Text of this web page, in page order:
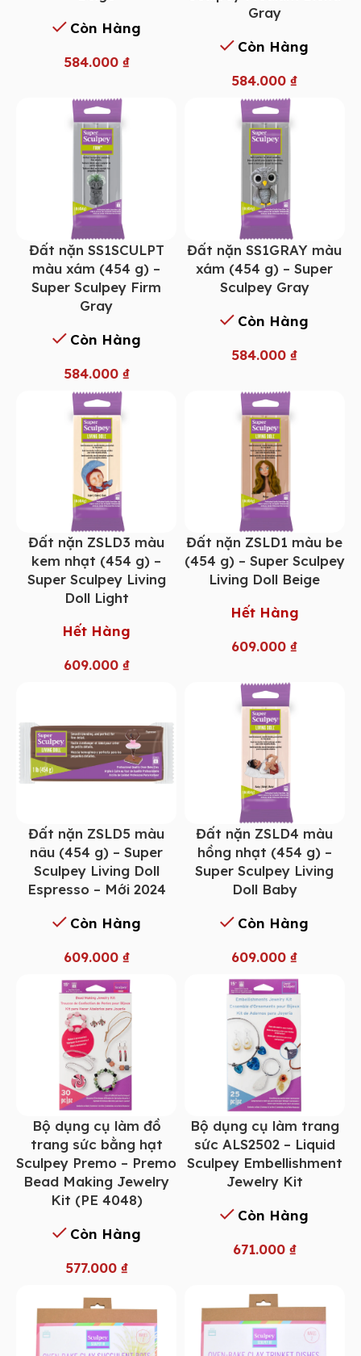
Còn Hàng
584.000 ₫
Gray
Còn Hàng
584.000₫
Đất nặn SS1SCULPT
màu xám (454 g) –
Super Sculpey Firm
Gray
Còn Hàng
584.000 ₫
Đất nặn SS1GRAY màu
xám (454 g) – Super
Sculpey Gray
Còn Hàng
584.000₫
Đất nặn ZSLD3 màu
kem nhạt (454 g) –
Super Sculpey Living
Doll Light
Hết Hàng
609.000 ₫
Đất nặn ZSLD1 màu be
(454 g) – Super Sculpey
Living Doll Beige
Hết Hàng
609.000₫
Đất nặn ZSLD5 màu
nâu (454 g) – Super
Sculpey Living Doll
Espresso – Mới 2024
Còn Hàng
609.000 ₫
Đất nặn ZSLD4 màu
hồng nhạt (454 g) –
Super Sculpey Living
Doll Baby
Còn Hàng
609.000₫
Bộ dụng cụ làm đồ
trang sức bằng hạt
Sculpey Premo – Premo
Bead Making Jewelry
Kit (PE 4048)
Còn Hàng
577.000 ₫
Bộ dụng cụ làm trang
sức ALS2502 – Liquid
Sculpey Embellishment
Jewelry Kit
Còn Hàng
671.000 ₫